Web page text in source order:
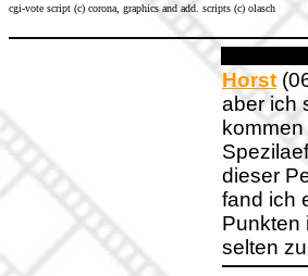
cgi-vote script (c) corona, graphics and add. scripts (c) olasch
Horst
aber ich
dieser
fand ich
Punkten
selten